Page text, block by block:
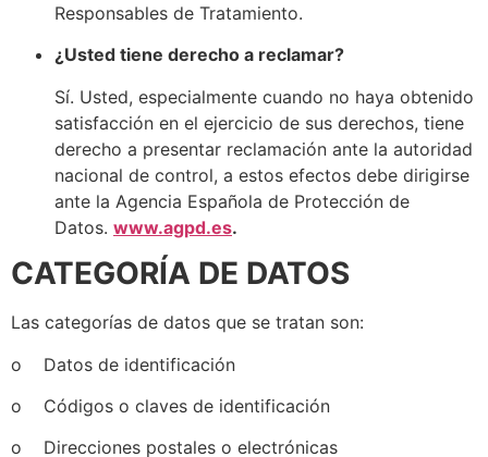
Responsables de Tratamiento.
¿Usted tiene derecho a reclamar?
Sí. Usted, especialmente cuando no haya obtenido
satisfacción en el ejercicio de sus derechos, tiene
derecho a presentar reclamación ante la autoridad
nacional de control, a estos efectos debe dirigirse
ante la Agencia Española de Protección de
Datos. www.agpd.es.
CATEGORÍA DE DATOS
Las categorías de datos que se tratan son:
o Datos de identificación
o Códigos o claves de identificación
o Direcciones postales o electrónicas